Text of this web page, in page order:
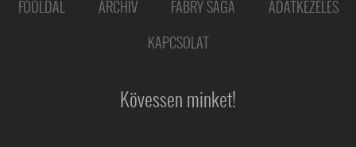
FŐOLDAL ARCHÍV FÁBRY SAGA
ADATKEZELÉS
KAPCSOLAT
Kövessen minket!